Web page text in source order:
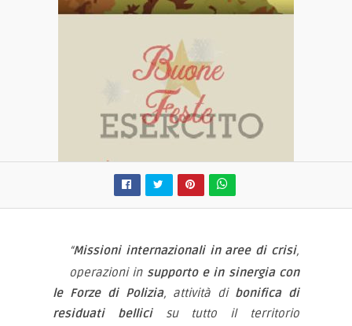
“Missioni internazionali in aree di crisi,
operazioni in supporto e in sinergia con
le Forze di Polizia, attività di bonifica di
residuati bellicisu tutto il territorio